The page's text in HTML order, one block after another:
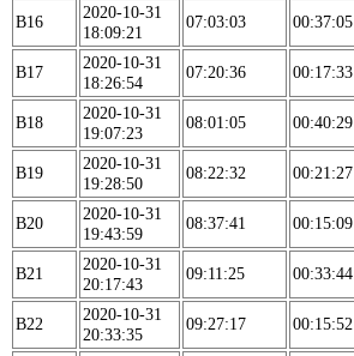
B16
2020-10-31
18:09:21
07:03:03 00:37:05
B17
2020-10-31
18:26:54
07:20:36 00:17:33
B18
2020-10-31
19:07:23
08:01:05 00:40:29
B19
2020-10-31
19:28:50
08:22:32 00:21:27
B20
2020-10-31
19:43:59
08:37:41 00:15:09
B21
2020-10-31
20:17:43
09:11:25 00:33:44
B22
2020-10-31
20:33:35
09:27:17 00:15:52